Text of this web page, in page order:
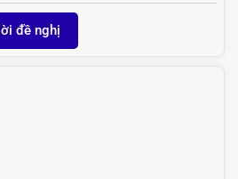
đề nghị